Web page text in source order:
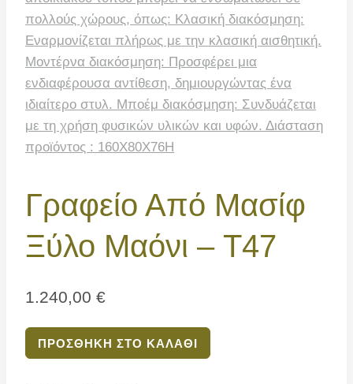
Γραφείο Από Μασίφ
Ξύλο Μαόνι – T47
1.240,00 €
ΠΡΟΣΘΉΚΗ ΣΤΟ ΚΑΛΆΘΙ